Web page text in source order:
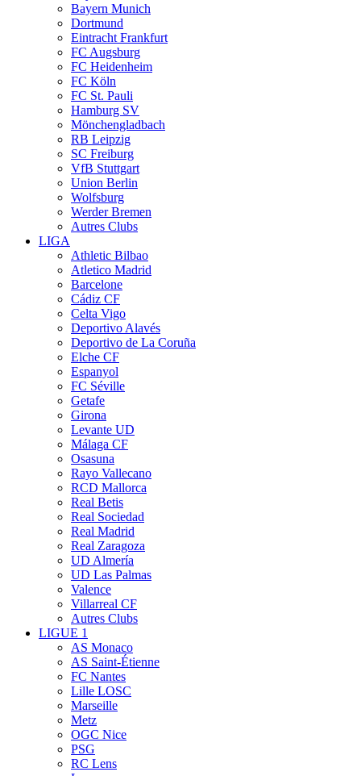
Bayern Munich
Dortmund
Eintracht Frankfurt
FC Augsburg
FC Heidenheim
FC Köln
FC St. Pauli
Hamburg SV
Mönchengladbach
RB Leipzig
SC Freiburg
VfB Stuttgart
Union Berlin
Wolfsburg
Werder Bremen
Autres Clubs
LIGA
Athletic Bilbao
Atletico Madrid
Barcelone
Cádiz CF
Celta Vigo
Deportivo Alavés
Deportivo de La Coruña
Elche CF
Espanyol
FC Séville
Getafe
Girona
Levante UD
Málaga CF
Osasuna
Rayo Vallecano
RCD Mallorca
Real Betis
Real Sociedad
Real Madrid
Real Zaragoza
UD Almería
UD Las Palmas
Valence
Villarreal CF
Autres Clubs
LIGUE 1
AS Monaco
AS Saint-Étienne
FC Nantes
Lille LOSC
Marseille
Metz
OGC Nice
PSG
RC Lens